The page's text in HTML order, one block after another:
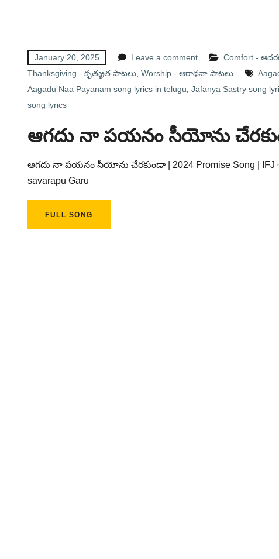
January 20, 2025 Leave a comment Comfort -
Thanksgiving - కృతజ్ఞత పాటలు Worship - ఆరాధనా పాటలు
Aagadu Naa Payanam song lyrics in telugu Jafanya Sastry song
song lyrics
ఆగదు నా పయనం సీయోను
ఆగదు నా పయనం సీయోను చేరకుండా | 2024 Promise Song | IFJ ~
savarapu Garu
FULL SONG